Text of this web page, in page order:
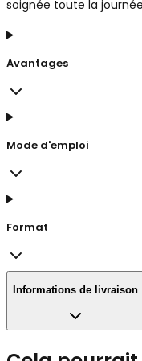
soignée toute la
Avantages
Mode d'emploi
Format
Informations de livraison